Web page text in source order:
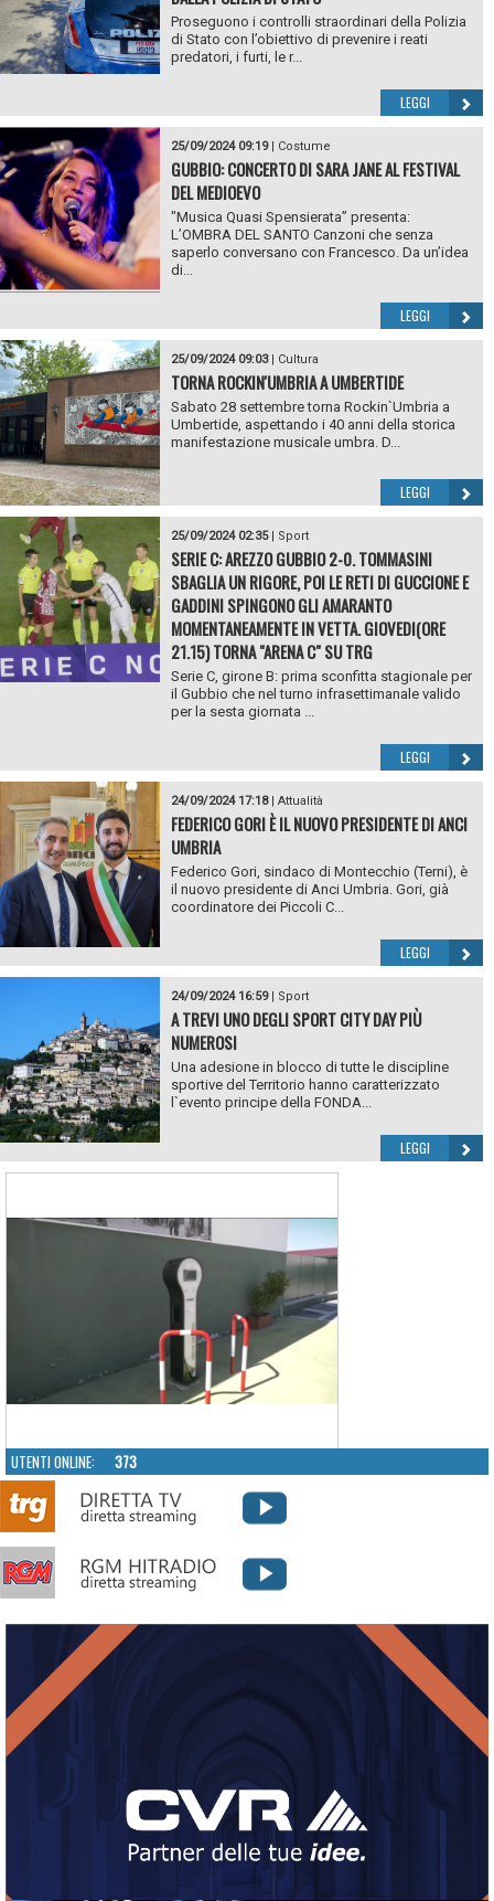
Proseguono i controlli straordinari della Polizia
di Stato con l’obiettivo di prevenire i reati
predatori, i furti, le r...
LEGGI
25/09/2024 09:19| Costume
GUBBIO: CONCERTO DI SARA JANE AL FESTIVAL
DEL MEDIOEVO
"Musica Quasi Spensierata” presenta:
L’OMBRA DEL SANTO Canzoni che senza
saperlo conversano con Francesco. Da un’idea
di...
LEGGI
25/09/2024 09:03| Cultura
TORNA ROCKIN'UMBRIA A UMBERTIDE
Sabato 28 settembre torna Rockin`Umbria a
Umbertide, aspettando i 40 anni della storica
manifestazione musicale umbra. D...
LEGGI
25/09/2024 02:35| Sport
SERIE C: AREZZO GUBBIO 2-0. TOMMASINI
SBAGLIA UN RIGORE, POI LE RETI DI GUCCIONE E
GADDINI SPINGONO GLI AMARANTO
MOMENTANEAMENTE IN VETTA. GIOVEDI(ORE
21.15) TORNA "ARENA C" SU TRG
Serie C, girone B: prima sconfitta stagionale per
il Gubbio che nel turno infrasettimanale valido
per la sesta giornata ...
LEGGI
24/09/2024 17:18| Attualità
FEDERICO GORI È IL NUOVO PRESIDENTE DI ANCI
UMBRIA
Federico Gori, sindaco di Montecchio (Terni), è
il nuovo presidente di Anci Umbria. Gori, già
coordinatore dei Piccoli C...
LEGGI
24/09/2024 16:59| Sport
A TREVI UNO DEGLI SPORT CITY DAY PIÙ
NUMEROSI
Una adesione in blocco di tutte le discipline
sportive del Territorio hanno caratterizzato
l`evento principe della FONDA...
LEGGI
UTENTI ONLINE: 373